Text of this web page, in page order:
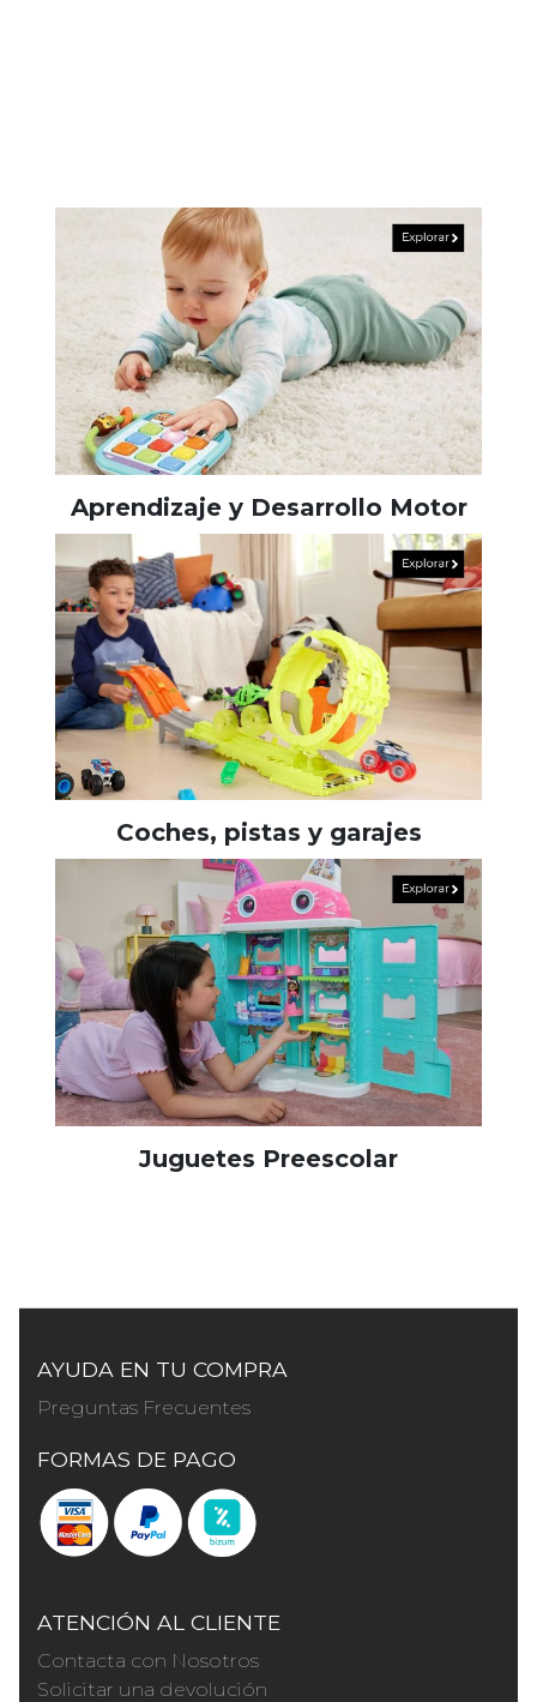
Aprendizaje y Desarrollo Motor
Coches, pistas y garajes
Juguetes Preescolar
AYUDA EN TU COMPRA
Preguntas Frecuentes
FORMAS DE PAGO
ATENCIÓN AL CLIENTE
Contacta con Nosotros
Solicitar una devolución